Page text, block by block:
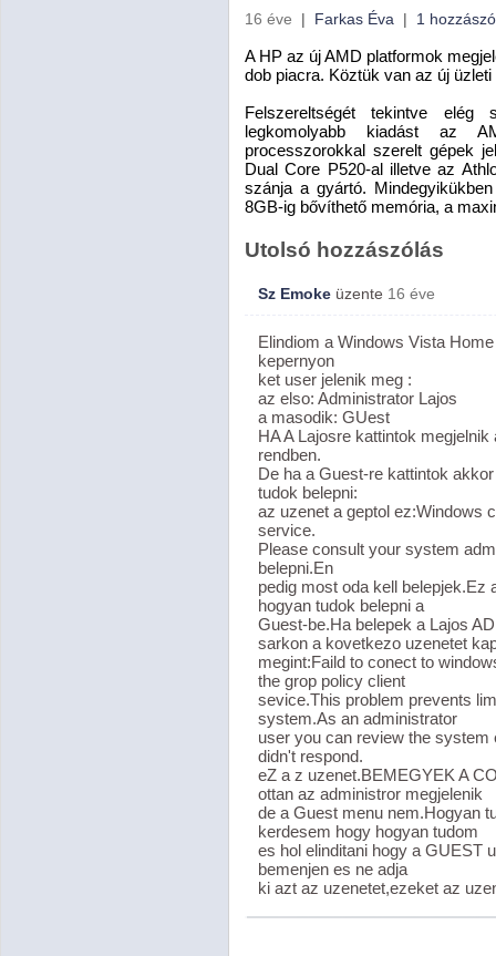
16 éve | Farkas Éva | 1
A HP az új AMD platformok
dob piacra. Köztük van az új
Felszereltségét tekintve
legkomolyabb kiadást az
processzorokkal szerelt gépek
Dual Core P520-al illetve az
szánja a gyártó.
8GB-ig bővíthető memória, a
Utolsó hozzászólás
Sz Emoke üzente 16 éve
Elindiom a Windows Vista
kepernyon
ket user jelenik meg :
az elso: Administrator Lajos
a masodik: GUest
HA A Lajosre kattintok
rendben.
De ha a Guest-re kattintok
tudok belepni:
az uzenet a geptol ez:Windows
service.
Please consult your system
belepni.En
pedig most oda kell belepjek.Ez
hogyan tudok belepni a
Guest-be.Ha belepek a Lajos
sarkon a kovetkezo uzenetet
megint:Faild to conect to
the grop policy client
sevice.This problem prevents
system.As an administrator
user you can review the
didn't respond.
eZ a z uzenet.BEMEGYEK A
ottan az administror megjelenik
de a Guest menu nem.Hogyan
kerdesem hogy hogyan tudom
es hol elinditani hogy a GUEST
bemenjen es ne adja
ki azt az uzenetet,ezeket az